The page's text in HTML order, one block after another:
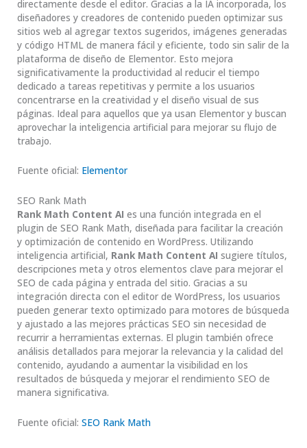
directamente desde el editor. Gracias a la IA incorporada, los
diseñadores y creadores de contenido pueden optimizar sus
sitios web al agregar textos sugeridos, imágenes generadas
y código HTML de manera fácil y eficiente, todo sin salir de la
plataforma de diseño de Elementor. Esto mejora
significativamente la productividad al reducir el tiempo
dedicado a tareas repetitivas y permite a los usuarios
concentrarse en la creatividad y el diseño visual de sus
páginas. Ideal para aquellos que ya usan Elementor y buscan
aprovechar la inteligencia artificial para mejorar su flujo de
trabajo.
Fuente oficial: Elementor
SEO Rank Math
Rank Math Content AI es una función integrada en el
plugin de SEO Rank Math, diseñada para facilitar la creación
y optimización de contenido en WordPress. Utilizando
inteligencia artificial, Rank Math Content AI sugiere títulos,
descripciones meta y otros elementos clave para mejorar el
SEO de cada página y entrada del sitio. Gracias a su
integración directa con el editor de WordPress, los usuarios
pueden generar texto optimizado para motores de búsqueda
y ajustado a las mejores prácticas SEO sin necesidad de
recurrir a herramientas externas. El plugin también ofrece
análisis detallados para mejorar la relevancia y la calidad del
contenido, ayudando a aumentar la visibilidad en los
resultados de búsqueda y mejorar el rendimiento SEO de
manera significativa.
Fuente oficial: SEO Rank Math